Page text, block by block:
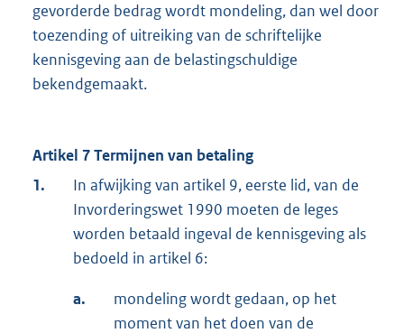
gevorderde bedrag wordt mondeling, dan wel door
toezending of uitreiking van de schriftelijke
kennisgeving aan de belastingschuldige
bekendgemaakt.
Artikel 7 Termijnen van betaling
1.
In afwijking van artikel 9, eerste lid, van de
Invorderingswet 1990 moeten de leges
worden betaald ingeval de kennisgeving als
bedoeld in artikel 6:
a.
mondeling wordt gedaan, op het
moment van het doen van de